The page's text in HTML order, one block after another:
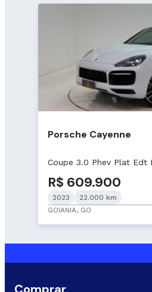
Porsche Cayenne
Coupe 3.0 Phev Plat Edt
R$ 609.900
2023
22.000 km
GOIANIA, GO